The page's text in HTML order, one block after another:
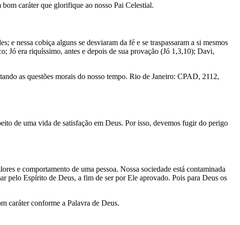
caráter que glorifique ao nosso Pai Celestial.
nessa cobiça alguns se desviaram da fé e se traspassaram a si mesmos
Jó era riquíssimo, antes e depois de sua provação (Jó 1,3,10); Davi,
as questões morais do nosso tempo. Rio de Janeiro: CPAD, 2112,
de uma vida de satisfação em Deus. Por isso, devemos fugir do perigo
e comportamento de uma pessoa. Nossa sociedade está contaminada
pelo Espírito de Deus, a fim de ser por Ele aprovado. Pois para Deus os
caráter conforme a Palavra de Deus.